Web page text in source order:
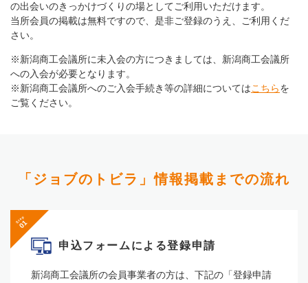
の出会いのきっかけづくりの場としてご利⽤いただけます。
当所会員の掲載は無料ですので、是⾮ご登録のうえ、ご利⽤くだ
さい。
※新潟商⼯会議所に未⼊会の⽅につきましては、新潟商⼯会議所
への⼊会が必要となります。
※新潟商⼯会議所へのご⼊会⼿続き等の詳細についてはこちらを
ご覧ください。
「ジョブのトビラ」情報掲載までの流れ
Step
申込フォームによる登録申請
新潟商⼯会議所の会員事業者の⽅は、下記の「登録申請